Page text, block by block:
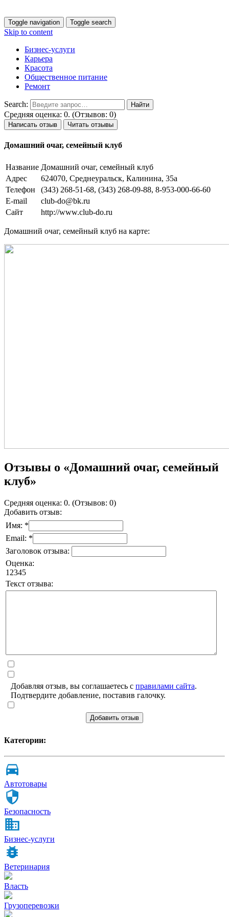
Toggle navigation Toggle search
Skip to content
Бизнес-услуги
Карьера
Красота
Общественное питание
Ремонт
Search:
Средняя оценка: 0. (Отзывов: 0)
Написать отзыв Читать отзывы
Домашний очаг, семейный клуб
Название Домашний очаг, семейный клуб
Адрес
624070, Среднеуральск, Калинина, 35а
Телефон
(343) 268-51-68, (343) 268-09-88, 8-953-000-66-60
E-mail
club-do@bk.ru
Сайт
http://www.club-do.ru
Домашний очаг, семейный клуб на карте:
Отзывы о «Домашний очаг, семейный
клуб»
Средняя оценка: 0. (Отзывов: 0)
Добавить отзыв:
Имя: *
Email: *
Заголовок отзыва:
Оценка:
1 2345
Текст отзыва:
Добавляя отзыв, вы соглашаетесь с правилами сайта.
Подтвердите добавление, поставив галочку.
Добавить отзыв
Категории:
Автотовары
Безопасность
Бизнес-услуги
Ветеринария
Власть
Грузоперевозки